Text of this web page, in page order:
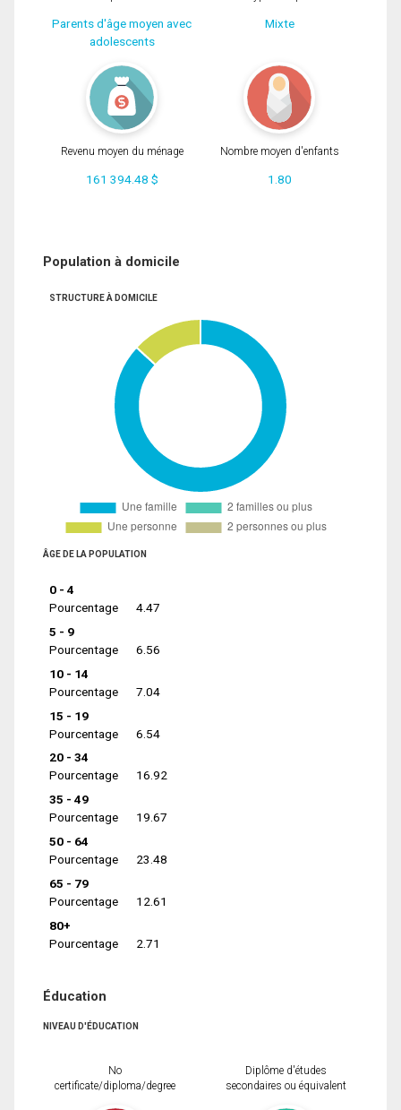
Parents d'âge moyen avec
adolescents
Mixte
Revenu moyen du ménage
161 394.48 $
Nombre moyen d'enfants
1.80
Population à domicile
STRUCTURE À DOMICILE
ÂGE DE LA POPULATION
0 - 4
Pourcentage
4.47
5 - 9
Pourcentage
6.56
10 - 14
Pourcentage
7.04
15 - 19
Pourcentage
6.54
20 - 34
Pourcentage
16.92
35 - 49
Pourcentage
19.67
50 - 64
Pourcentage
23.48
65 - 79
Pourcentage
12.61
80+
Pourcentage
2.71
Éducation
NIVEAU D'ÉDUCATION
No
certificate/diploma/degree
Diplôme d'études
secondaires ou équivalent